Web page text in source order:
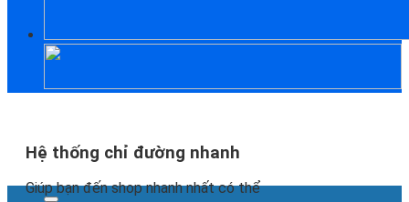
Hệ thống chỉ đường nhanh
Giúp bạn đến shop nhanh nhất có thể